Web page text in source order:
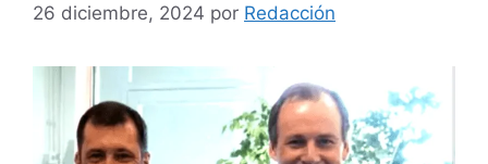
26 diciembre, 2024 por Redacción